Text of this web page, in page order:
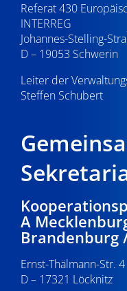
Referat 430
INTERREG
Johannes-Stelling-
D – 19053 Schwerin
Leiter der
Steffen Schubert
A
Brandenburg
Ernst-Thälmann-Str. 4
D – 17321 Löcknitz